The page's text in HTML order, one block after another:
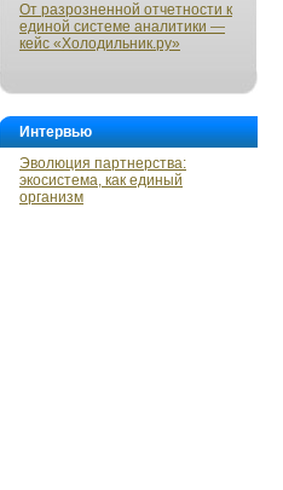
От разрозненной отчетности к
единой системе аналитики —
кейс «Холодильник.ру»
Интервью
Эволюция партнерства:
экосистема, как единый
организм